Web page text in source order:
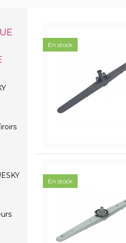
En stock
En stock